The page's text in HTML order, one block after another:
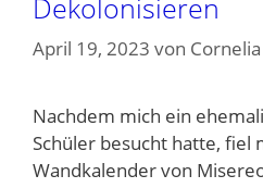
April 19, 2023 von
Nachdem mich ein
Schüler besucht hatte, fiel
Wandkalender von